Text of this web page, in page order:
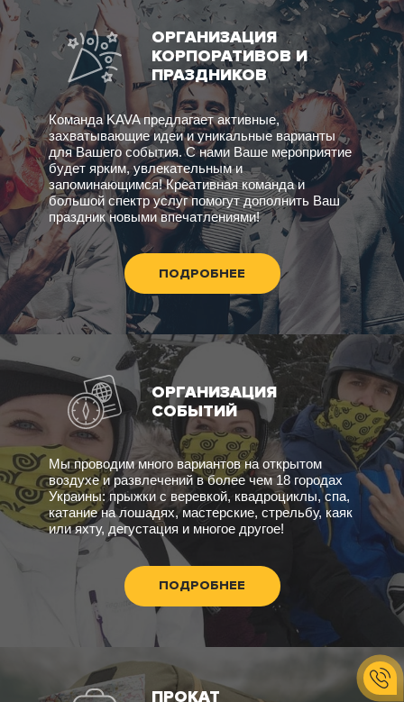
ОРГАНИЗАЦИЯ
КОРПОРАТИВОВ И
ПРАЗДНИКОВ
Команда KAVA предлагает активные,
захватывающие идеи и уникальные варианты
для Вашего события. С нами Ваше мероприятие
будет ярким, увлекательным и
запоминающимся! Креативная команда и
большой спектр услуг помогут дополнить Ваш
праздник новыми впечатлениями!
ПОДРОБНЕЕ
ОРГАНИЗАЦИЯ
СОБЫТИЙ
Мы проводим много вариантов на открытом
воздухе и развлечений в более чем 18 городах
Украины: прыжки с веревкой, квадроциклы, спа,
катание на лошадях, мастерские, стрельбу, каяк
или яхту, дегустация и многое другое!
ПОДРОБНЕЕ
ПРОКАТ